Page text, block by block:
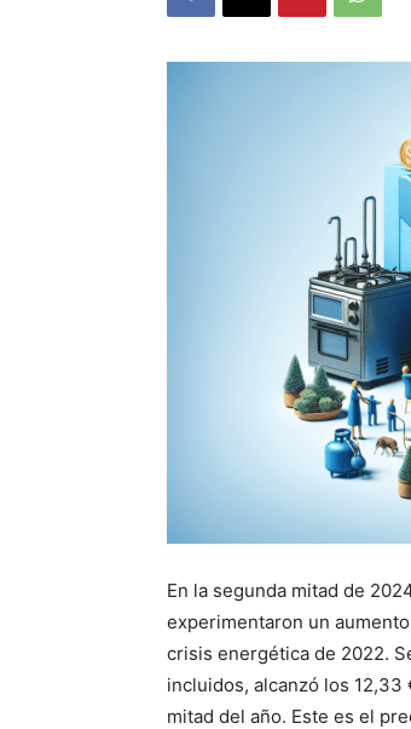
En la segunda mitad de
experimentaron un
crisis energética de 2022.
incluidos, alcanzó los 12,33
mitad del año. Este es el